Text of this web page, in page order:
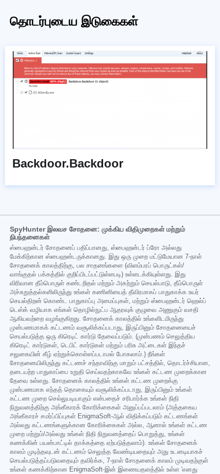
தொடர்புடைய இடுகைகள்
Backdoor.Backdoor
SpyHunter இலவச சோதனை: முக்கிய விதிமுறைகள் மற்றும்
நிபந்தனைகள்
ஸ்பைஹன்டர் சோதனைப் பதிப்பானது, ஸ்பைஹன்டர் ப்ரோ அல்லது
மேக்கிற்கான ஸ்பைஹன்டருக்கானது. இது ஒரு முறை மட்டுமேயான 7-நாள்
சோதனைக் காலத்திற்கு, பல சாதனங்களை (விளம்பரப் பொருட்கள்/
வாங்குதல் பக்கத்தில் குறிப்பிடப்பட்டுள்ளபடி) உள்ளடக்கியுள்ளது. இது
விரிவான தீம்பொருள் கண்டறிதல் மற்றும் அகற்றும் செயல்பாடு, தீம்பொருள்
அச்சுறுத்தல்களிலிருந்து உங்கள் கணினியைத் தீவிரமாகப் பாதுகாக்க உயர்
செயல்திறன் கொண்ட பாதுகாப்பு அமைப்புகள், மற்றும் ஸ்பைஹன்டர் ஹெல்ப்
டெஸ்க் வழியாக எங்கள் தொழில்நுட்ப ஆதரவுக் குழுவை அணுகும் வசதி
ஆகியவற்றை வழங்குகிறது. சோதனைக் காலத்தில் உங்களிடமிருந்து
முன்பணமாகக் கட்டணம் வசூலிக்கப்படாது, இருப்பினும் சோதனையைச்
செயல்படுத்த ஒரு கிரெடிட் கார்டு தேவைப்படும். (முன்பணம் செலுத்திய
கிரெடிட் கார்டுகள், டெபிட் கார்டுகள் மற்றும் பரிசு அட்டைகள் இந்தச்
சலுகையின் கீழ் ஏற்றுக்கொள்ளப்படாமல் போகலாம்.) நீங்கள்
சோதனையிலிருந்து கட்டணச் சந்தாவிற்கு மாறும் பட்சத்தில், தொடர்ச்சியான,
தடையற்ற பாதுகாப்பை உறுதி செய்வதற்காகவே உங்கள் கட்டண முறைக்கான
தேவை உள்ளது. சோதனைக் காலத்தில் உங்கள் கட்டண முறைக்கு
முன்பணமாக எந்தத் தொகையும் வசூலிக்கப்படாது, இருப்பினும் உங்கள்
கட்டண முறை செல்லுபடியாகும் என்பதைச் சரிபார்க்க உங்கள் நிதி
நிறுவனத்திற்கு அங்கீகாரக் கோரிக்கைகள் அனுப்பப்படலாம் (அத்தகைய
அங்கீகாரச் சமர்ப்பிப்புகள் EnigmaSoft-ஆல் விதிக்கப்படும் கட்டணங்கள்
அல்லது கட்டணங்களுக்கான கோரிக்கைகள் அல்ல, ஆனால் உங்கள் கட்டண
முறை மற்றும்/அல்லது உங்கள் நிதி நிறுவனத்தைப் பொறுத்து, உங்கள்
கணக்கின் பயன்பாட்டில் தாக்கத்தை ஏற்படுத்தலாம்). உங்கள் சோதனைக்
காலம் முடிந்தவுடன் கட்டணம் செலுத்த வேண்டியதையும் அது உடனடியாகச்
செயல்படுத்தப்படுவதையும் தவிர்க்க, 7-நாள் சோதனைக் காலம் முடிவதற்குள்
உங்கள் கணக்கிற்கான EnigmaSoft-இன் இணையதளத்தில் உள்ள 'எனது